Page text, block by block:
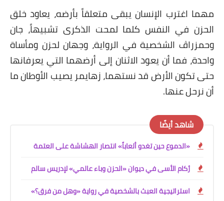
مهما اغترب الإنسان يبقى متعلقاً بأرضه، يعاود خلق
الحزن في النفس كلما لمحت الذكرى تشبيهاً، جان
وحمزراڤ الشخصية في الرواية، وجهان لحزن ومأساة
واحدة، فما أن يعود الاثنان إلى أرضهما التي يعرفانها
حتى تكون الأرض قد نستهما، زهايمر يصيب الأوطان ما
أن نرحل عنها.
شاهد أيضًا
«الدموع حين تغدو ألعاباً» انتصار الهشاشة على العتمة
رُكام الأسى في ديوان «الحزن وباء عالمي» لإدريس سالم
استراتيجية العبث بالشخصية في رواية «وهل من فرق؟»